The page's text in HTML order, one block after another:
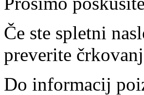
Če ste spletni
preverite
Do informacij